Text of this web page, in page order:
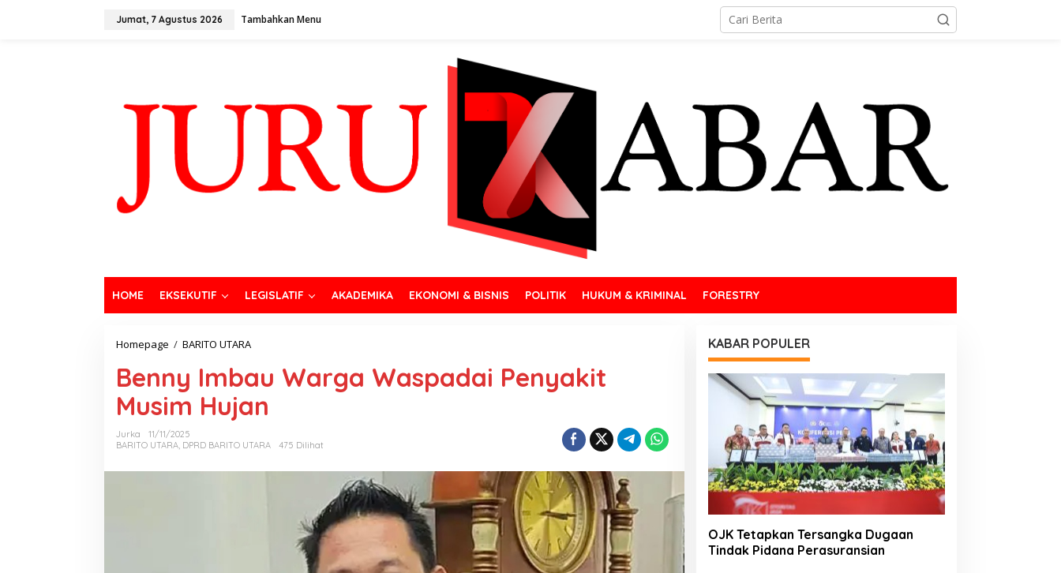
Jumat, 7 Agustus 2026 Tambahkan Menu
HOME EKSEKUTIF LEGISLATIF AKADEMIKA EKONOMI & BISNIS POLITIK HUKUM & KRIMINAL FORESTRY
Homepage / BARITO UTARA
Benny Imbau Warga Waspadai Penyakit
Musim Hujan
Jurka
11/11/2025
BARITO UTARA, DPRD BARITO UTARA 475 Dilihat
KABAR POPULER
OJK Tetapkan Tersangka Dugaan
Tindak Pidana Perasuransian